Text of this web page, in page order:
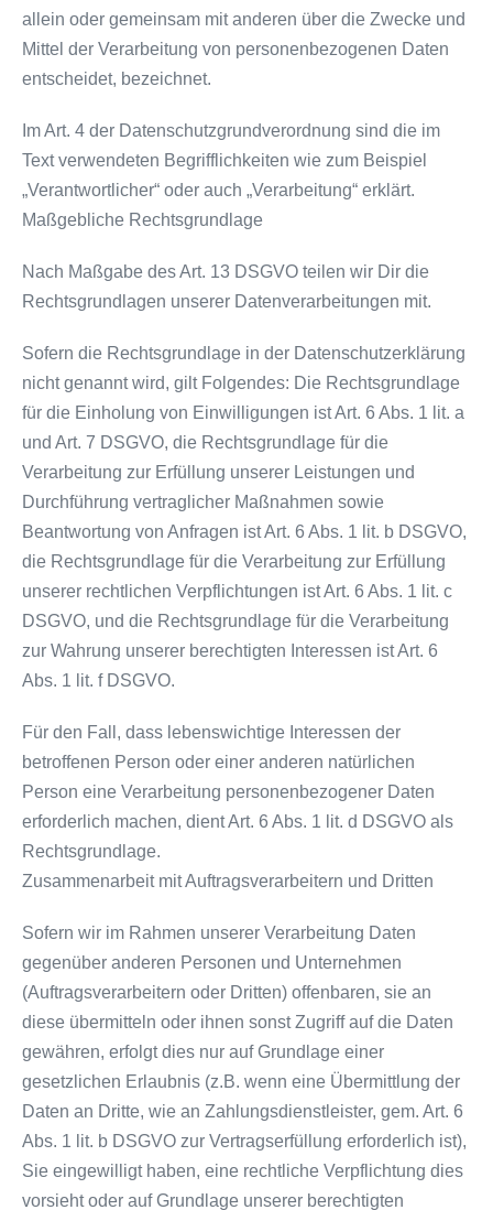
allein oder gemeinsam mit anderen über die Zwecke und
Mittel der Verarbeitung von personenbezogenen Daten
entscheidet, bezeichnet.
Im Art. 4 der Datenschutzgrundverordnung sind die im
Text verwendeten Begrifflichkeiten wie zum Beispiel
„Verantwortlicher“ oder auch „Verarbeitung“ erklärt.
Maßgebliche Rechtsgrundlage
Nach Maßgabe des Art. 13 DSGVO teilen wir Dir die
Rechtsgrundlagen unserer Datenverarbeitungen mit.
Sofern die Rechtsgrundlage in der Datenschutzerklärung
nicht genannt wird, gilt Folgendes: Die Rechtsgrundlage
für die Einholung von Einwilligungen ist Art. 6 Abs. 1 lit. a
und Art. 7 DSGVO, die Rechtsgrundlage für die
Verarbeitung zur Erfüllung unserer Leistungen und
Durchführung vertraglicher Maßnahmen sowie
Beantwortung von Anfragen ist Art. 6 Abs. 1 lit. b DSGVO,
die Rechtsgrundlage für die Verarbeitung zur Erfüllung
unserer rechtlichen Verpflichtungen ist Art. 6 Abs. 1 lit. c
DSGVO, und die Rechtsgrundlage für die Verarbeitung
zur Wahrung unserer berechtigten Interessen ist Art. 6
Abs. 1 lit. f DSGVO.
Für den Fall, dass lebenswichtige Interessen der
betroffenen Person oder einer anderen natürlichen
Person eine Verarbeitung personenbezogener Daten
erforderlich machen, dient Art. 6 Abs. 1 lit. d DSGVO als
Rechtsgrundlage.
Zusammenarbeit mit Auftragsverarbeitern und Dritten
Sofern wir im Rahmen unserer Verarbeitung Daten
gegenüber anderen Personen und Unternehmen
(Auftragsverarbeitern oder Dritten) offenbaren, sie an
diese übermitteln oder ihnen sonst Zugriff auf die Daten
gewähren, erfolgt dies nur auf Grundlage einer
gesetzlichen Erlaubnis (z.B. wenn eine Übermittlung der
Daten an Dritte, wie an Zahlungsdienstleister, gem. Art. 6
Abs. 1 lit. b DSGVO zur Vertragserfüllung erforderlich ist),
Sie eingewilligt haben, eine rechtliche Verpflichtung dies
vorsieht oder auf Grundlage unserer berechtigten